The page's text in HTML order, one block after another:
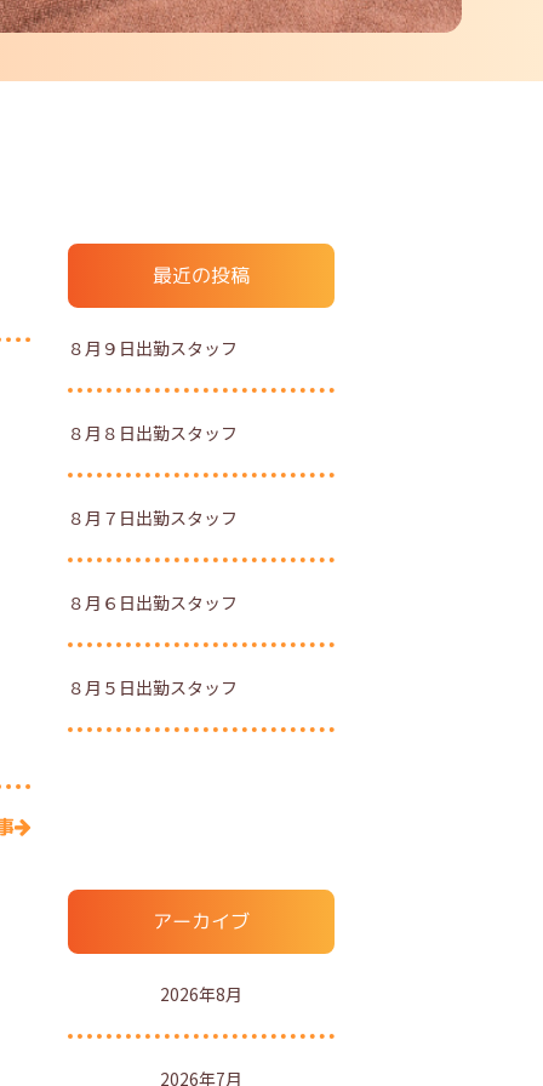
最近の投稿
８月９日出勤スタッフ
８月８日出勤スタッフ
８月７日出勤スタッフ
８月６日出勤スタッフ
８月５日出勤スタッフ
アーカイブ
2026年8月
2026年7月